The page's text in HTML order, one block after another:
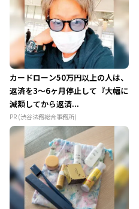
カードローン50万円以上の人は、
返済を3～6ヶ月停止して『大幅に
減額してから返済...
PR (渋谷法務総合事務所)